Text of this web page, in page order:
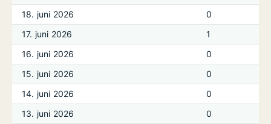
18. juni 2026
0
17. juni 2026
1
16. juni 2026
0
15. juni 2026
0
14. juni 2026
0
13. juni 2026
0